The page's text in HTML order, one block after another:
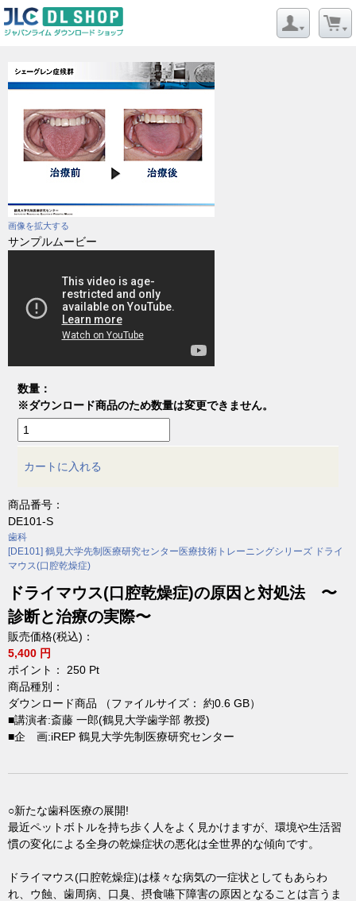
画像を拡大する
サンプルムービー
数量：
※ダウンロード商品のため数量は変更できません。
カートに入れる
商品番号：
DE101-S
歯科
[DE101] 鶴見大学先制医療研究センター医療技術トレーニングシリーズ ドライ
マウス(口腔乾燥症)
ドライマウス(口腔乾燥症)の原因と対処法 〜
診断と治療の実際〜
販売価格(税込)：
5,400 円
ポイント： 250 Pt
商品種別：
ダウンロード商品 （ファイルサイズ： 約0.6 GB）
■講演者:斎藤 一郎(鶴見大学歯学部 教授)
■企 画:iREP 鶴見大学先制医療研究センター
○新たな歯科医療の展開!
最近ペットボトルを持ち歩く人をよく見かけますが、環境や生活習
慣の変化による全身の乾燥症状の悪化は全世界的な傾向です。
ドライマウス(口腔乾燥症)は様々な病気の一症状としてもあらわ
れ、ウ蝕、歯周病、口臭、摂食嚥下障害の原因となることは言うま